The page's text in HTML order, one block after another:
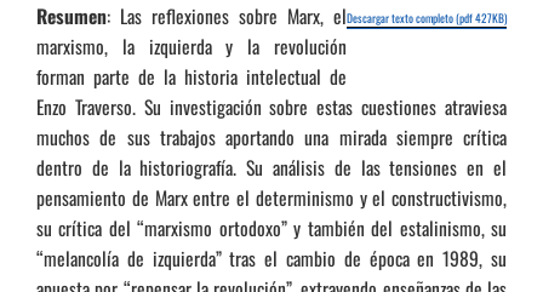
Descargar texto completo (pdf 427KB)
Resumen: Las reflexiones sobre Marx, el
marxismo, la izquierda y la revolución
forman parte de la historia intelectual de
Enzo Traverso. Su investigación sobre estas cuestiones atraviesa
muchos de sus trabajos aportando una mirada siempre crítica
dentro de la historiografía. Su análisis de las tensiones en el
pensamiento de Marx entre el determinismo y el constructivismo,
su crítica del “marxismo ortodoxo” y también del estalinismo, su
“melancolía de izquierda” tras el cambio de época en 1989, su